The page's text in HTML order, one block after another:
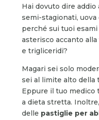
Hai dovuto dire
semi-stagionati,
perché sui tuoi
asterisco accanto
e trigliceridi?
Magari sei solo
sei al limite alto della
Eppure il tuo
a dieta stretta.
delle pastiglie per